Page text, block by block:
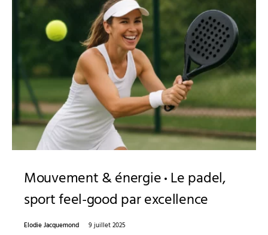
Mouvement & énergie Le padel,
sport feel-good par excellence
Elodie Jacquemond
9 juillet 2025